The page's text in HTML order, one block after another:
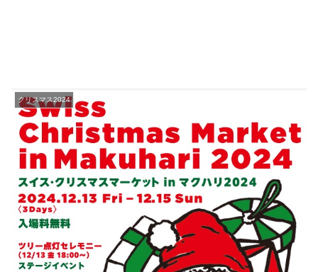
クリスマス2024